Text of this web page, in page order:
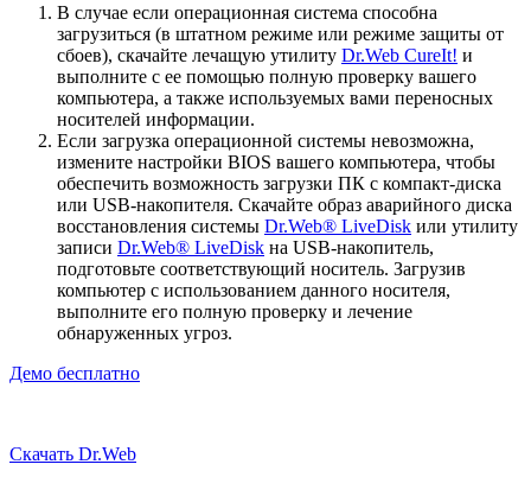
В случае если операционная система способна
загрузиться (в штатном режиме или режиме защиты от
сбоев), скачайте лечащую утилиту Dr.Web CureIt! и
выполните с ее помощью полную проверку вашего
компьютера, а также используемых вами переносных
носителей информации.
Если загрузка операционной системы невозможна,
измените настройки BIOS вашего компьютера, чтобы
обеспечить возможность загрузки ПК с компакт-диска
или USB-накопителя. Скачайте образ аварийного диска
восстановления системы Dr.Web® LiveDisk или утилиту
записи Dr.Web® LiveDisk на USB-накопитель,
подготовьте соответствующий носитель. Загрузив
компьютер с использованием данного носителя,
выполните его полную проверку и лечение
обнаруженных угроз.
Демо бесплатно
Скачать Dr.Web